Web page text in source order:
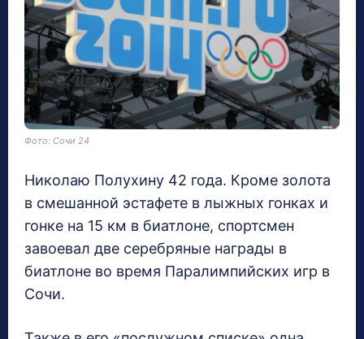
Фото: Сочи 24
Николаю Полухину 42 года. Кроме золота
в смешанной эстафете в лыжных гонках и
гонке на 15 км в биатлоне, спортсмен
завоевал две серебряные награды в
биатлоне во время Паралимпийских игр в
Сочи.